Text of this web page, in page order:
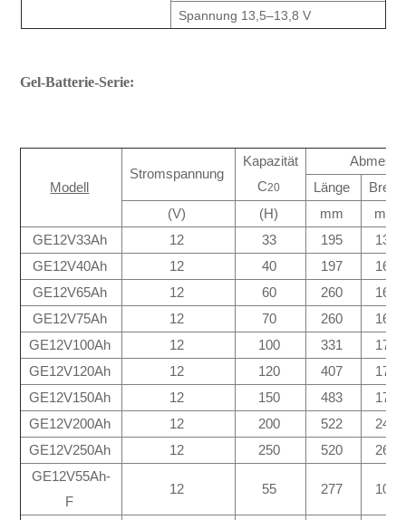
Spannung 13,5–13,8 V
Gel-Batterie-Serie:
Modell
Stromspannung
Kapazität
C20
Länge
Breite
(V)
(H) mm
mm
GE12V33Ah
12 33 195
130
GE12V40Ah
12 40 197
165
GE12V65Ah
12 60 260
168
GE12V75Ah
12 70 260
168
GE12V100Ah
12 100 331
171
GE12V120Ah
12 120 407
174
GE12V150Ah
12 150 483
170
GE12V200Ah
12 200 522
240
GE12V250Ah
12 250 520
268
GE12V55Ah-
F
12 55 277 106